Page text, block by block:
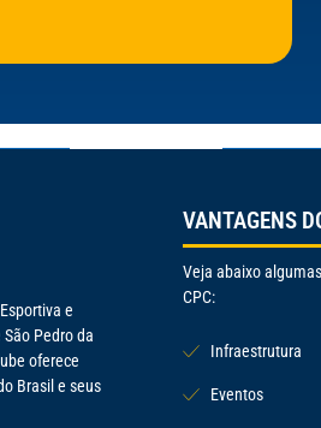
e
Pedro da
oferece
Brasil e seus
VANTAGENS
Veja abaixo
CPC:
Infraestrutura
Eventos